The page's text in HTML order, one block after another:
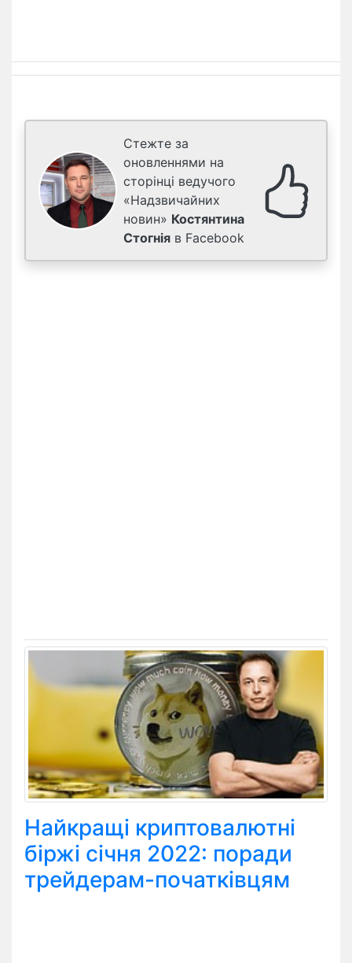
Стежте за
оновленнями на
сторінці ведучого
«Надзвичайних
новин» Костянтина
Стогнія в Facebook
Найкращі криптовалютні
біржі січня 2022: поради
трейдерам-початківцям